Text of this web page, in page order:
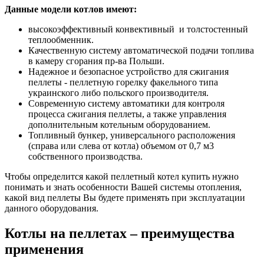
Данные модели котлов имеют:
высокоэффективный конвективный и толстостенный
теплообменник.
Качественную систему автоматической подачи топлива
в камеру сгорания пр-ва Польши.
Надежное и безопасное устройство для сжигания
пеллеты - пеллетную горелку факельного типа
украинского либо польского производителя.
Современную систему автоматики для контроля
процесса сжигания пеллеты, а также управления
дополнительным котельным оборудованием.
Топливный бункер, универсального расположения
(справа или слева от котла) объемом от 0,7 м3
собственного производства.
Чтобы определится какой пеллетный котел купить нужно
понимать и знать особенности Вашей системы отопления,
какой вид пеллеты Вы будете применять при эксплуатации
данного оборудования.
Котлы на пеллетах – преимущества
применения